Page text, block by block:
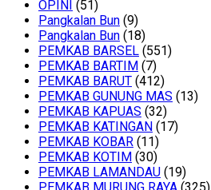
OPINI (51)
Pangkalan Bun (9)
Pangkalan Bun (18)
PEMKAB BARSEL (551)
PEMKAB BARTIM (7)
PEMKAB BARUT (412)
PEMKAB GUNUNG MAS (13)
PEMKAB KAPUAS (32)
PEMKAB KATINGAN (17)
PEMKAB KOBAR (11)
PEMKAB KOTIM (30)
PEMKAB LAMANDAU (19)